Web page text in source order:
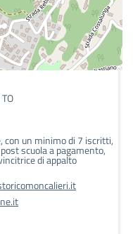
con un minimo di 7 iscritti,
scuola a pagamento,
di appalto